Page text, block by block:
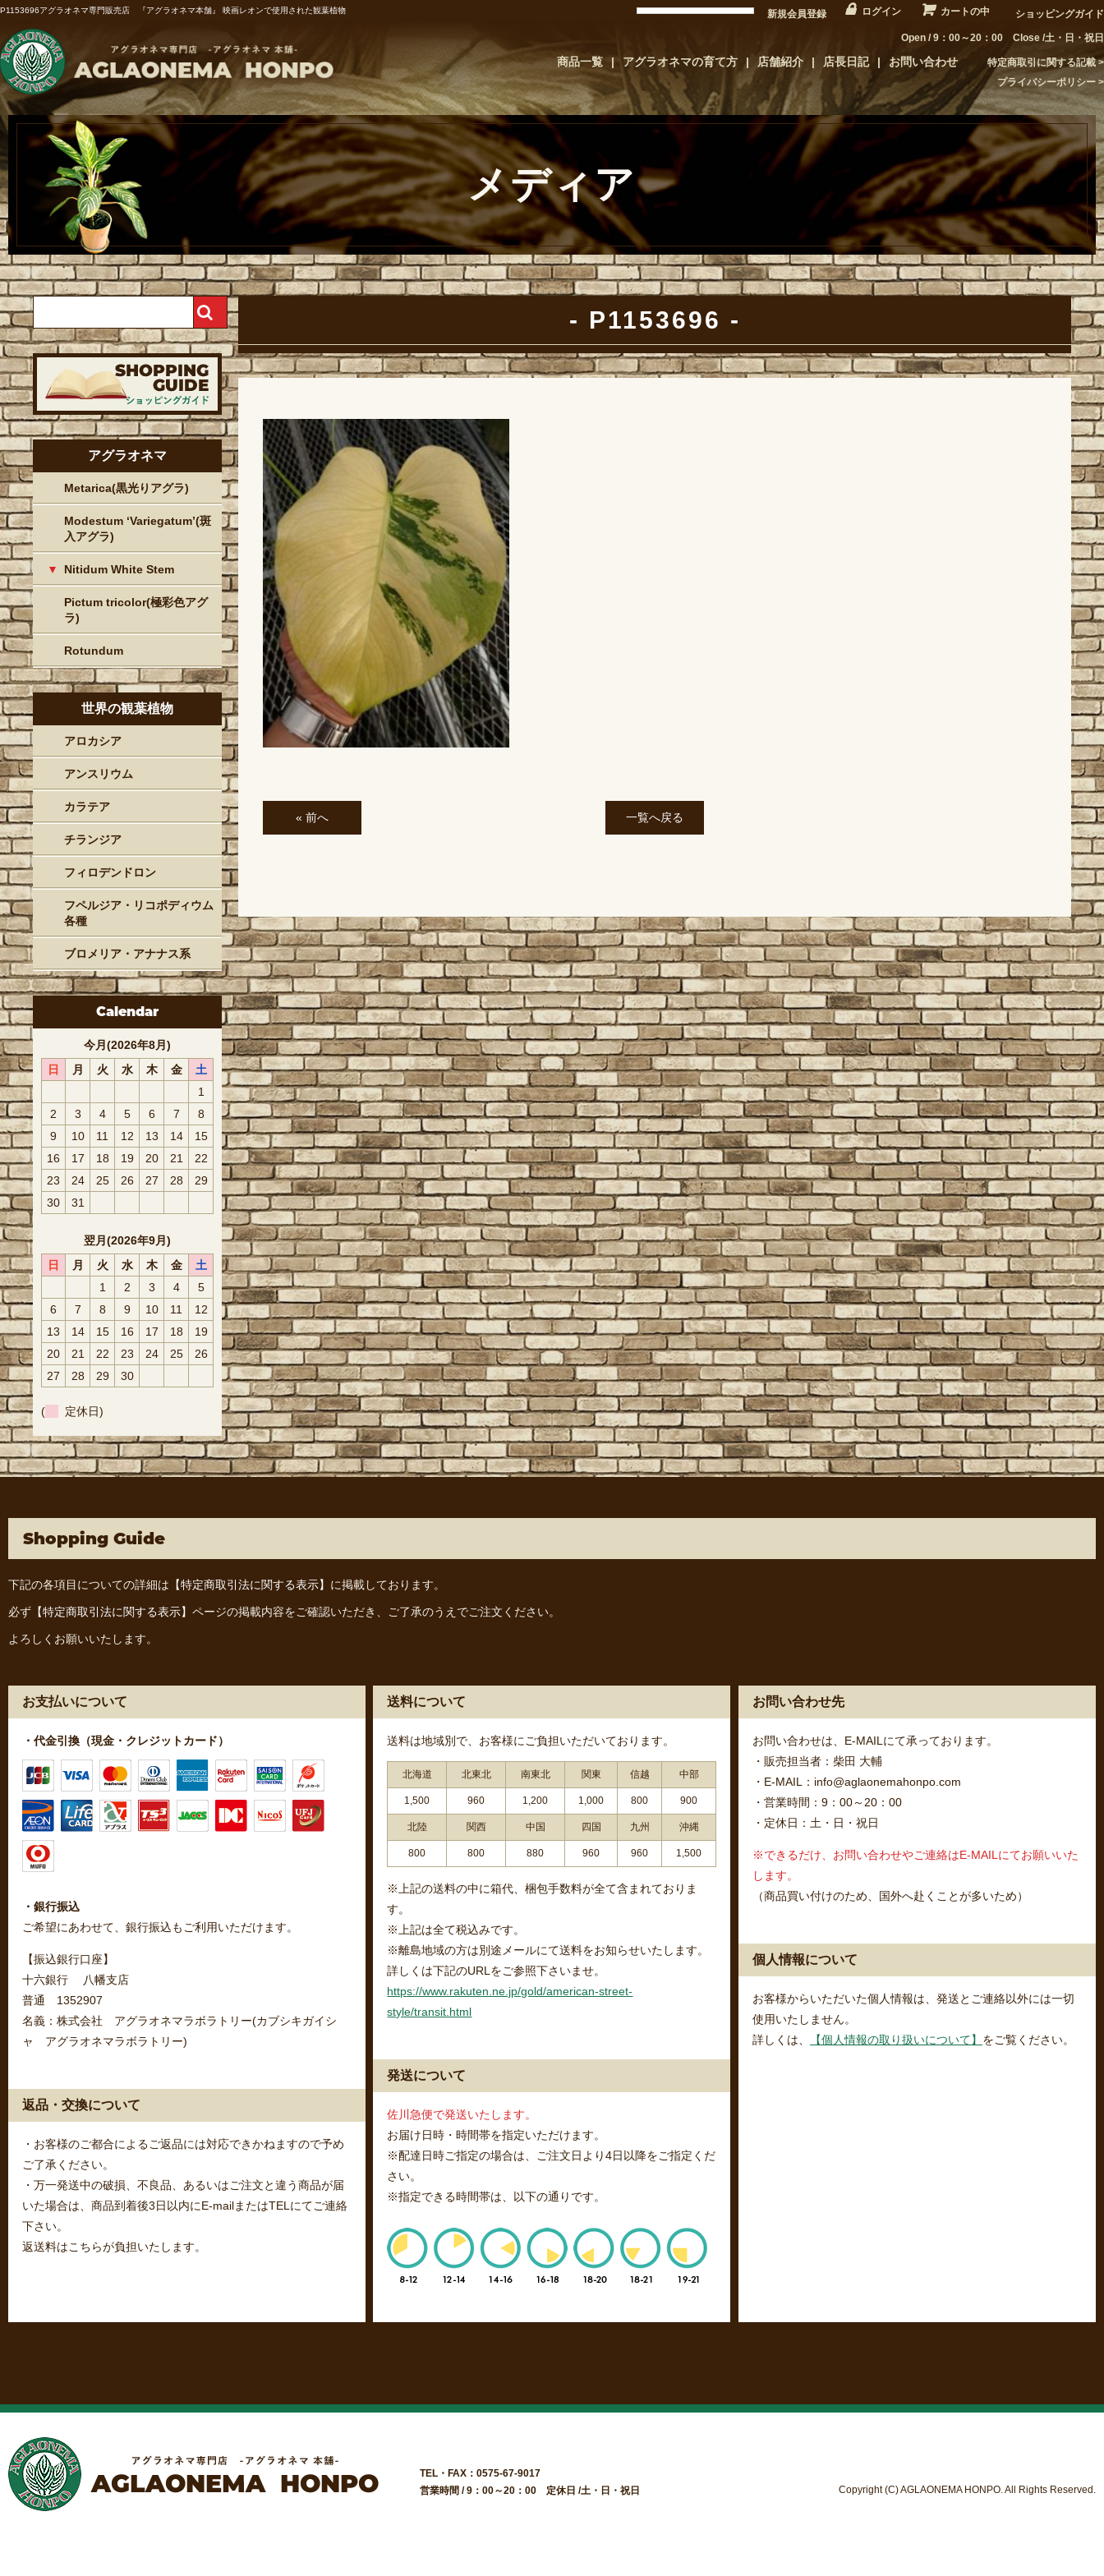
P1153696アグラオネマ専門販売店 『アグラオネマ本舗』 映画レオンで使用された観葉植物 新規会員登録 ログイン カートの中 ショッピングガイド
Open / 9：00～20：00 Close /土・日・祝日
商品一覧 アグラオネマの育て方 店舗紹介 店長日記 お問い合わせ
特定商取引に関する記載
プライバシーポリシー
メディア
P1153696
« 前へ 一覧へ戻る
アグラオネマ
Metarica(黒光りアグラ)
Modestum ‘Variegatum’(斑
入アグラ)
Nitidum White Stem
Pictum tricolor(極彩色アグ
ラ)
Rotundum
世界の観葉植物
アロカシア
アンスリウム
カラテア
チランジア
フィロデンドロン
フペルジア・リコポディウム
各種
ブロメリア・アナナス系
Calendar
今月(2026年8月)
日
月 火 水 木 金
土
1
2
3 4 5 6 7
8
9
10 11 12 13 14
15
16
17 18 19 20 21
22
23
24 25 26 27 28
29
30
31
翌月(2026年9月)
日
月 火 水 木 金
土
1
2 3 4
5
6
7 8 9 10 11
12
13
14 15 16 17 18
19
20
21 22 23 24 25
26
27
28 29 30
( 定休日)
Shopping Guide
下記の各項目についての詳細は 【特定商取引法に関する表示】 に掲載しております。
必ず 【特定商取引法に関する表示】 ページの掲載内容をご確認いただき、ご了承のうえでご注文ください。
よろしくお願いいたします。
お支払いについて
・代金引換（現金・クレジットカード）
・銀行振込
ご希望にあわせて、銀行振込もご利用いただけます。
【振込銀行口座】
十六銀行 八幡支店
普通 1352907
名義：株式会社 アグラオネマラボラトリー(カブシキガイシ
ャ アグラオネマラボラトリー)
返品・交換について
・お客様のご都合によるご返品には対応できかねますので予め
ご了承ください。
・万一発送中の破損、不良品、あるいはご注文と違う商品が届
いた場合は、商品到着後3日以内にE-mailまたはTELにてご連絡
下さい。
返送料はこちらが負担いたします。
送料について
送料は地域別で、お客様にご負担いただいております。
北海道 北東北 南東北 関東 信越 中部
1,500 960 1,200 1,000 800 900
北陸 関西 中国 四国 九州 沖縄
800 800 880 960 960 1,500
※上記の送料の中に箱代、梱包手数料が全て含まれておりま
す。
※上記は全て税込みです。
※離島地域の方は別途メールにて送料をお知らせいたします。
詳しくは下記のURLをご参照下さいませ。
https://www.rakuten.ne.jp/gold/american-street-
style/transit.html
発送について
佐川急便で発送いたします。
お届け日時・時間帯を指定いただけます。
※配達日時ご指定の場合は、ご注文日より4日以降をご指定くだ
さい。
※指定できる時間帯は、以下の通りです。
お問い合わせ先
お問い合わせは、E-MAILにて承っております。
・販売担当者：柴田 大輔
・E-MAIL：info@aglaonemahonpo.com
・営業時間：9：00～20：00
・定休日：土・日・祝日
※できるだけ、お問い合わせやご連絡はE-MAILにてお願いいた
します。
（商品買い付けのため、国外へ赴くことが多いため）
個人情報について
お客様からいただいた個人情報は、発送とご連絡以外には一切
使用いたしません。
詳しくは、
【個人情報の取り扱いについて】 をご覧ください。
TEL・FAX：0575-67-9017
営業時間 / 9：00～20：00 定休日 /土・日・祝日
Copyright (C) AGLAONEMA HONPO. All Rights Reserved.